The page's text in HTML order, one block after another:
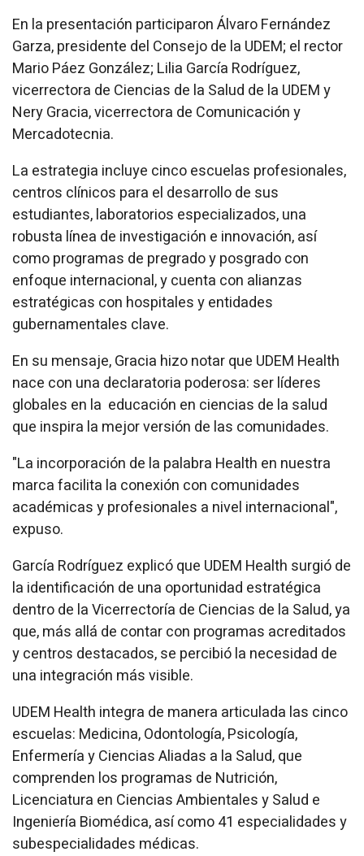
En la presentación participaron Álvaro Fernández
Garza, presidente del Consejo de la UDEM; el rector
Mario Páez González; Lilia García Rodríguez,
vicerrectora de Ciencias de la Salud de la UDEM y
Nery Gracia, vicerrectora de Comunicación y
Mercadotecnia.
La estrategia incluye cinco escuelas profesionales,
centros clínicos para el desarrollo de sus
estudiantes, laboratorios especializados, una
robusta línea de investigación e innovación, así
como programas de pregrado y posgrado con
enfoque internacional, y cuenta con alianzas
estratégicas con hospitales y entidades
gubernamentales clave.
En su mensaje, Gracia hizo notar que UDEM Health
nace con una declaratoria poderosa: ser líderes
globales en la educación en ciencias de la salud
que inspira la mejor versión de las comunidades.
"La incorporación de la palabra Health en nuestra
marca facilita la conexión con comunidades
académicas y profesionales a nivel internacional",
expuso.
García Rodríguez explicó que UDEM Health surgió de
la identificación de una oportunidad estratégica
dentro de la Vicerrectoría de Ciencias de la Salud, ya
que, más allá de contar con programas acreditados
y centros destacados, se percibió la necesidad de
una integración más visible.
UDEM Health integra de manera articulada las cinco
escuelas: Medicina, Odontología, Psicología,
Enfermería y Ciencias Aliadas a la Salud, que
comprenden los programas de Nutrición,
Licenciatura en Ciencias Ambientales y Salud e
Ingeniería Biomédica, así como 41 especialidades y
subespecialidades médicas.